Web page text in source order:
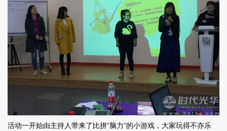
活动一开始由主持人带来了比拼“脑力”的小游戏，大家玩得不亦乐